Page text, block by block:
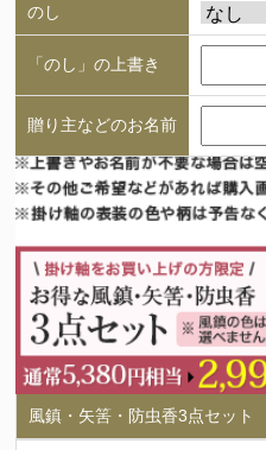
のし
「のし」の上書き
贈り主などのお名前
風鎮・矢筈・防虫香3点セット